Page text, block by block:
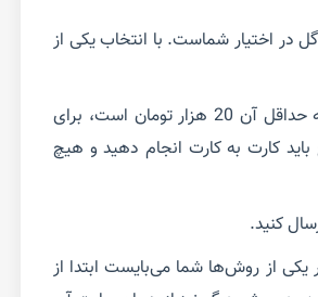
در اختیار شماست. با انتخاب یکی از
درگاه بانکی است. در این روش شما بعد از اعلام مبلغی که می‌خواهید حساب‌تان شارژ شود که حداقل آن 20 هزار تومان است، برای
کارت به کارت انجام دهید و هیچ
از روش‌ها شما می‌بایست ابتدا از